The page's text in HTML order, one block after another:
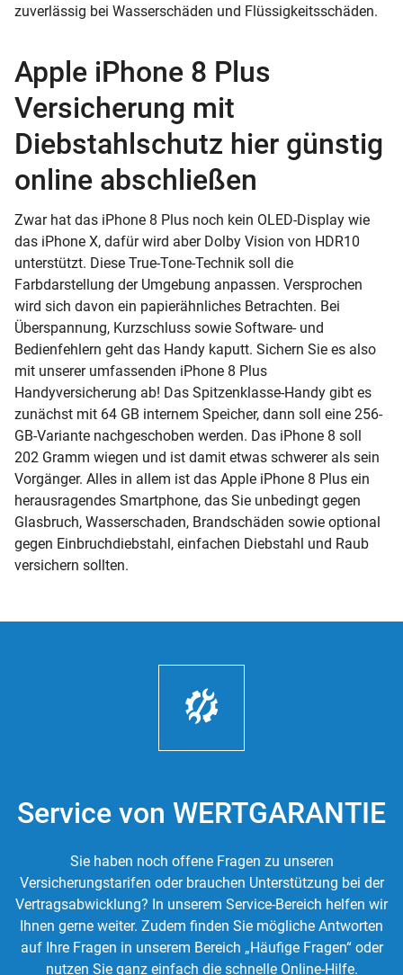
zuverlässig bei Wasserschäden und Flüssigkeitsschäden.
Apple iPhone 8 Plus
Versicherung mit
Diebstahlschutz hier günstig
online abschließen
Zwar hat das iPhone 8 Plus noch kein OLED-Display wie
das iPhone X, dafür wird aber Dolby Vision von HDR10
unterstützt. Diese True-Tone-Technik soll die
Farbdarstellung der Umgebung anpassen. Versprochen
wird sich davon ein papierähnliches Betrachten. Bei
Überspannung, Kurzschluss sowie Software- und
Bedienfehlern geht das Handy kaputt. Sichern Sie es also
mit unserer umfassenden iPhone 8 Plus
Handyversicherung ab! Das Spitzenklasse-Handy gibt es
zunächst mit 64 GB internem Speicher, dann soll eine 256-
GB-Variante nachgeschoben werden. Das iPhone 8 soll
202 Gramm wiegen und ist damit etwas schwerer als sein
Vorgänger. Alles in allem ist das Apple iPhone 8 Plus ein
herausragendes Smartphone, das Sie unbedingt gegen
Glasbruch, Wasserschaden, Brandschäden sowie optional
gegen Einbruchdiebstahl, einfachen Diebstahl und Raub
versichern sollten.
Service von WERTGARANTIE
Sie haben noch offene Fragen zu unseren
Versicherungstarifen oder brauchen Unterstützung bei der
Vertragsabwicklung? In unserem Service-Bereich helfen wir
Ihnen gerne weiter. Zudem finden Sie mögliche Antworten
auf Ihre Fragen in unserem Bereich „Häufige Fragen“ oder
nutzen Sie ganz einfach die schnelle Online-Hilfe.